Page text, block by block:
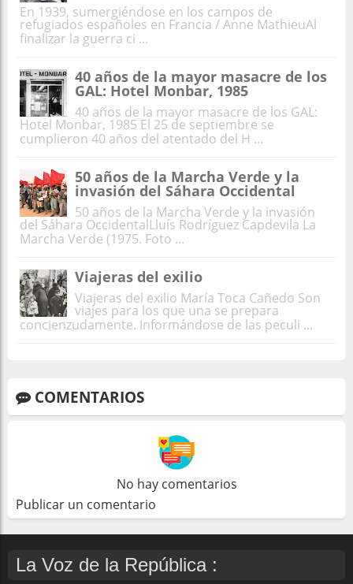
En 1939, sumergiéndose en los campos de
refugiados españoles en Francia / Anne MathieuAl
finalizar la guerra ci ...
40 años de la mayor masacre de los
GAL: Hotel Monbar, 1985
40 años de la mayor masacre de los GAL:
Hotel Monbar, 1985 El 25 de septiembre se
cumplieron 40 años del atentado del H ...
50 años de la Marcha Verde y la
invasión del Sáhara Occidental
50 años de la Marcha Verde y la invasión
del Sáhara OccidentalLluís Rodríguez Capdevila La
Marcha Verde (1975. Foto ...
Viajeras del exilio
Viajeras del exilio María Toca Cañedo Son
viajes para los que una se prepara
concienzudamente. Informándose de las peculi ...
COMENTARIOS
No hay comentarios
Publicar un comentario
La Voz de la República :